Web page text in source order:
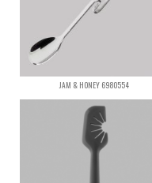
JAM & HONEY 6980554